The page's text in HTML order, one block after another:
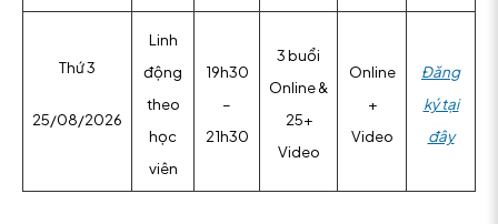
Thứ 3
25/08/2026
Linh
động
theo
học
viên
19h30
–
21h30
3 buổi
Online &
25+
Video
Online
+
Video
Đăng
ký tại
đây